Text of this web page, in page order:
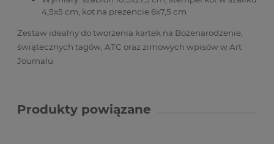
4,5x5 cm, kot na prezencie 6x7,5 cm
Zestaw idealny do tworzenia kartek na Bożenarodzenie,
świątecznych tagów, ATC oraz zimowych wpisów w Art
Journalu
Produkty powiązane